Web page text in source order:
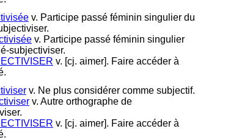
v. Participe passé féminin singulier du
v. Participe passé féminin singulier
subjectiviser.
v. [cj. aimer]. Faire accéder à
v. Ne plus considérer comme subjectif.
v. Autre orthographe de
v. [cj. aimer]. Faire accéder à